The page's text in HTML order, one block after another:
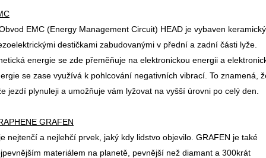
EMC (Energy Management Circuit) HEAD je vybaven
destičkami zabudovanými v přední a zadní části lyže.
energie se zde přeměňuje na elektronickou energii a
se zase využívá k pohlcování negativních vibrací. To znamená,
jezdí plynuleji a umožňuje vám lyžovat na vyšší úrovni po celý den.
GRAFEN
nejtenčí a nejlehčí prvek, jaký kdy lidstvo objevilo. GRAFEN je také
materiálem na planetě, pevnější než diamant a 300krát